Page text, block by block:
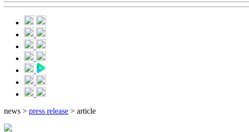
news > press release > article